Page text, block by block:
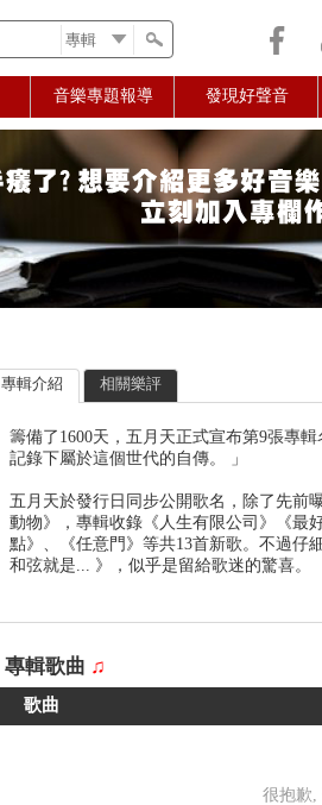
音樂專題報導 發現好聲音
專輯介紹 相關樂評
籌備了1600天，五月天正式宣布第9張專
記錄下屬於這個世代的自傳。 」
五月天於發行日同步公開歌名，除了先前
動物》，專輯收錄《人生有限公司》《最
點》、《任意門》等共13首新歌。不過仔
和弦就是... 》，似乎是留給歌迷的驚喜。
專輯歌曲 ♫
歌曲
很抱歉,